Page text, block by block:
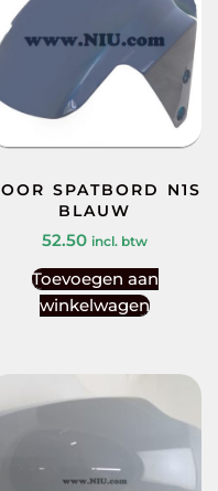
SPATBORD N1S
BLAUW
52.50 incl. btw
Toevoegen aan
winkelwagen